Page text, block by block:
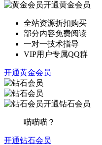
开通黄金会员
全站资源折扣购买
部分内容免费阅读
一对一技术指导
VIP用户专属QQ群
开通黄金会员
开通钻石会员
喵喵喵？
开通钻石会员